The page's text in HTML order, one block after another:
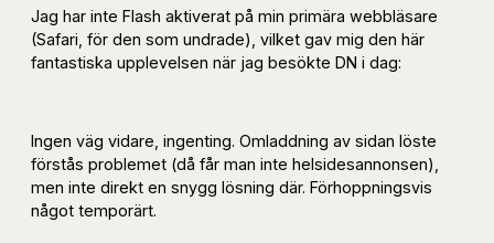
Jag har inte Flash aktiverat på min primära webbläsare
(Safari, för den som undrade), vilket gav mig den här
fantastiska upplevelsen när jag besökte DN i dag:
Ingen väg vidare, ingenting. Omladdning av sidan löste
förstås problemet (då får man inte helsidesannonsen),
men inte direkt en snygg lösning där. Förhoppningsvis
något temporärt.